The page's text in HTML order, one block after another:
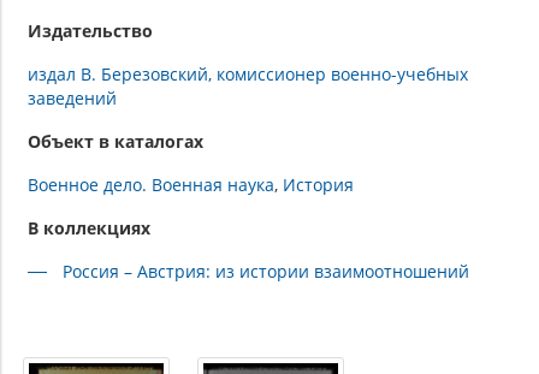
Издательство
издал В. Березовский, комиссионер военно-учебных
заведений
Объект в каталогах
Военное дело. Военная наука История
В коллекциях
Россия – Австрия: из истории взаимоотношений